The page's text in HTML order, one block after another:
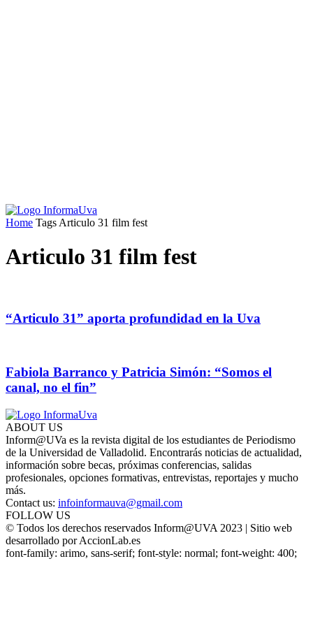
Home Tags Articulo 31 film fest
Articulo 31 film fest
“Articulo 31” aporta profundidad en la Uva
Fabiola Barranco y Patricia Simón: “Somos el
canal, no el fin”
ABOUT US
Inform@UVa es la revista digital de los estudiantes de Periodismo
de la Universidad de Valladolid. Encontrarás noticias de actualidad,
información sobre becas, próximas conferencias, salidas
profesionales, opciones formativas, entrevistas, reportajes y mucho
más.
Contact us: infoinformauva@gmail.com
FOLLOW US
© Todos los derechos reservados Inform@UVA 2023 | Sitio web
desarrollado por AccionLab.es
font-family: arimo, sans-serif; font-style: normal; font-weight: 400;